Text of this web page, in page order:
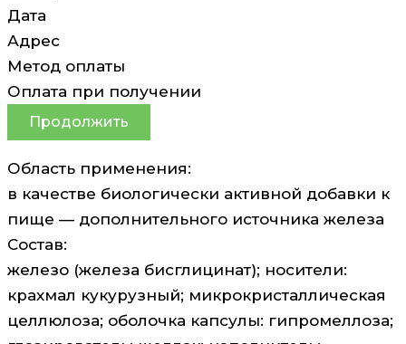
Дата
Адрес
Метод оплаты
Оплата при получении
Продолжить
Область применения:
в качестве биологически активной добавки к
пище — дополнительного источника железа
Состав:
железо (железа бисглицинат); носители:
крахмал кукурузный; микрокристаллическая
целлюлоза; оболочка капсулы: гипромеллоза;